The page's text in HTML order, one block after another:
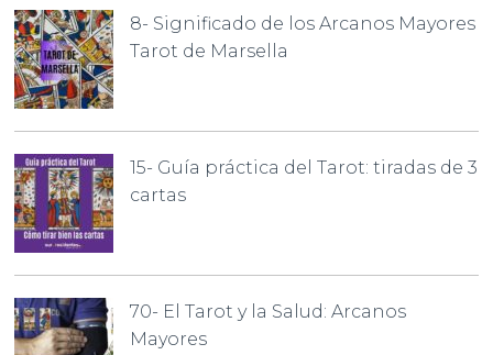
8- Significado de los Arcanos Mayores
Tarot de Marsella
15- Guía práctica del Tarot: tiradas de 3
cartas
70- El Tarot y la Salud: Arcanos
Mayores